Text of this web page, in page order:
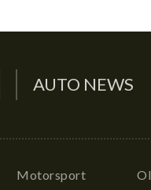
AUTO NEWS
Motorsport